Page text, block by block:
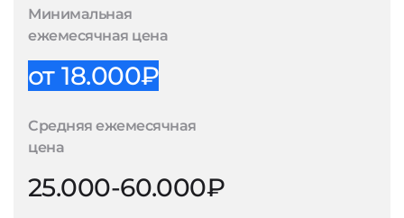
Минимальная
ежемесячная цена
от 18.000₽
Средняя ежемесячная
цена
25.000-60.000₽